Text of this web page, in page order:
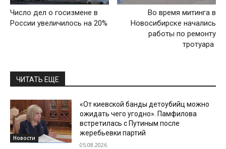
Число дел о госизмене в
России увеличилось на 20%
Во время митинга в
Новосибирске начались
работы по ремонту
тротуара
ЧИТАТЬ ЕЩЕ
Новости
«От киевской банды детоубийц можно
ожидать чего угодно». Памфилова
встретилась с Путиным после
жеребьевки партий
05.08.2026